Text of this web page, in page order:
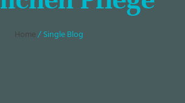
Home / Single Blog